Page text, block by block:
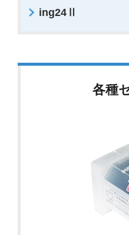
ing24Ⅱ
各種